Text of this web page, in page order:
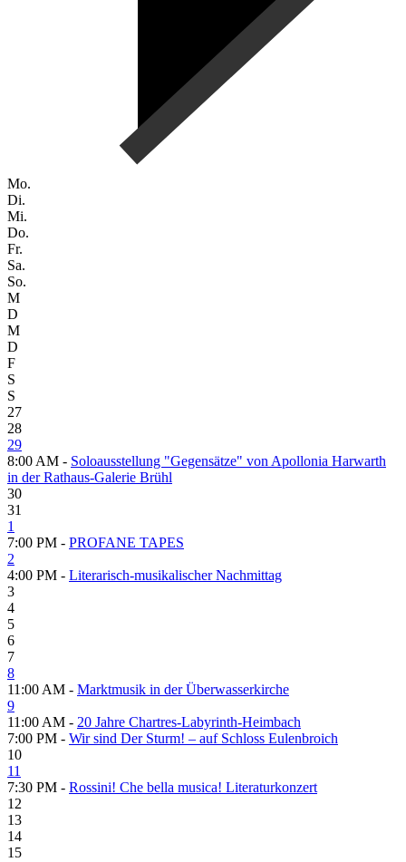
Mo.
Di.
Mi.
Do.
Fr.
Sa.
So.
M
D
M
D
F
S
S
27
28
29
8:00 AM - Soloausstellung "Gegensätze" von Apollonia Harwarth
in der Rathaus-Galerie Brühl
30
31
1
7:00 PM - PROFANE TAPES
2
4:00 PM - Literarisch-musikalischer Nachmittag
3
4
5
6
7
8
11:00 AM - Marktmusik in der Überwasserkirche
9
11:00 AM - 20 Jahre Chartres-Labyrinth-Heimbach
7:00 PM - Wir sind Der Sturm! – auf Schloss Eulenbroich
10
11
7:30 PM - Rossini! Che bella musica! Literaturkonzert
12
13
14
15